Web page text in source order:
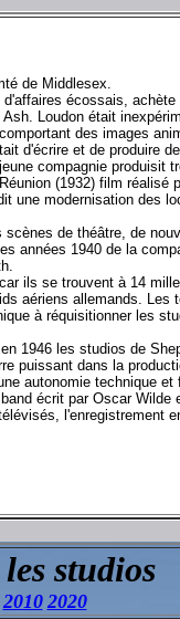
de Middlesex.
écossais, achète
Loudon était
des images
d'écrire et de produire
compagnie produisit
(1932) film réalisé
une modernisation des
de théâtre, de
années 1940 de la
ils se trouvent à 14
aériens allemands. Les
à réquisitionner les
1946 les studios de
puissant dans la
autonomie technique et
écrit par Oscar Wilde
l'enregistrement
studios
2010 2020